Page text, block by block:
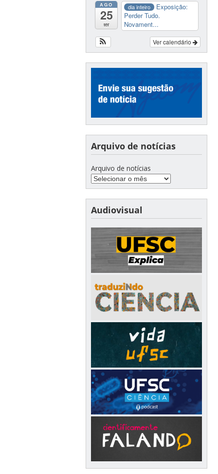
AGO
25
ter
dia inteiro
Exposição:
Perder Tudo.
Novament...
Ver calendário
Arquivo de notícias
Arquivo de notícias
Audiovisual